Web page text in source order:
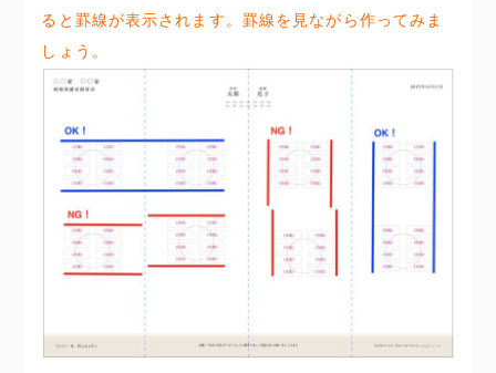
ると罫線が表示されます。罫線を見ながら作ってみま
しょう。